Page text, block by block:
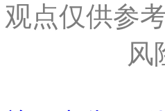
点仅供参
风